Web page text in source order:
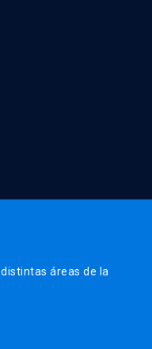
áreas de la